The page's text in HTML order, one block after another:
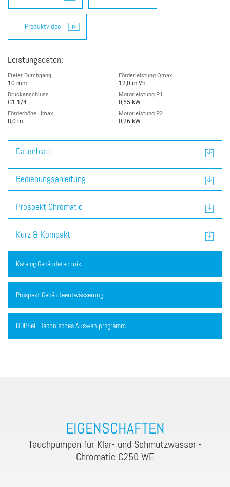
Produktvideo
Leistungsdaten:
Freier Durchgang
10 mm
Druckanschluss
G1 1/4
Förderhöhe Hmax
8,0 m
Förderleistung Qmax
12,0 m³/h
Motorleistung P1
0,55 kW
Motorleistung P2
0,26 kW
Datenblatt
Bedienungsanleitung
Prospekt Chromatic
Kurz & Kompakt
Katalog Gebäudetechnik
Prospekt Gebäudeentwässerung
HOP.Sel - Technisches Auswahlprogramm
EIGENSCHAFTEN
Tauchpumpen für Klar- und Schmutzwasser -
Chromatic C250 WE